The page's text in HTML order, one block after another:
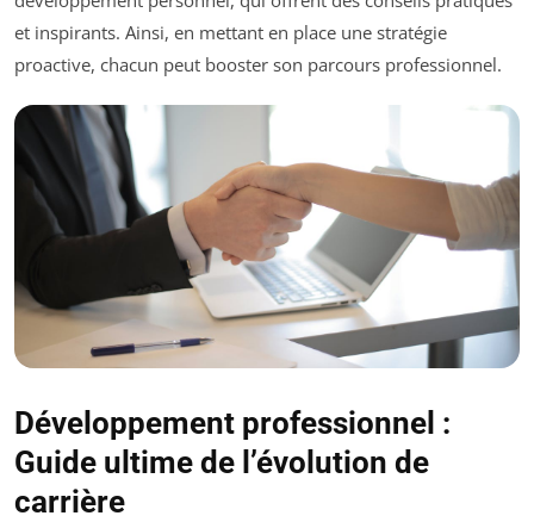
et inspirants. Ainsi, en mettant en place une stratégie
proactive, chacun peut booster son parcours professionnel.
Développement professionnel :
Guide ultime de l’évolution de
carrière